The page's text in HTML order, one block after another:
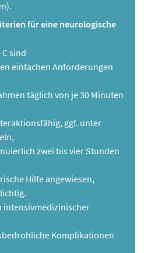
für eine neurologische
sind
einfachen Anforderungen
täglich von je 30 Minuten
ggf. unter
zwei bis vier Stunden
Hilfe angewiesen,
intensivmedizinischer
Komplikationen